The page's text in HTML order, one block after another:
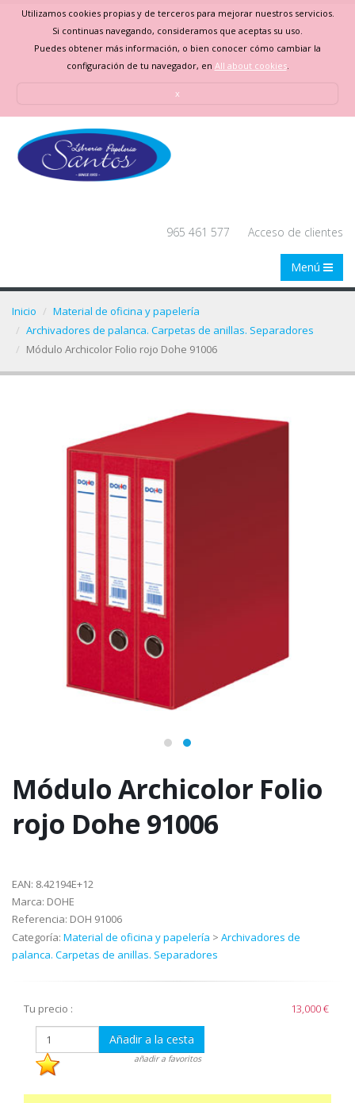
Utilizamos cookies propias y de terceros para mejorar nuestros servicios.
Si continuas navegando, consideramos que aceptas su uso.
Puedes obtener más información, o bien conocer cómo cambiar la
configuración de tu navegador, en All about cookies.
x
965 461 577 Acceso de clientes
Menú
Inicio
Material de oficina y papelería
Archivadores de palanca. Carpetas de anillas. Separadores
Módulo Archicolor Folio rojo Dohe 91006
Módulo Archicolor Folio
rojo Dohe 91006
EAN: 8.42194E+12
Marca: DOHE
Referencia: DOH 91006
Categoría: Material de oficina y papelería > Archivadores de
palanca. Carpetas de anillas. Separadores
Tu precio : 13,000 €
Añadir a la cesta
añadir a favoritos